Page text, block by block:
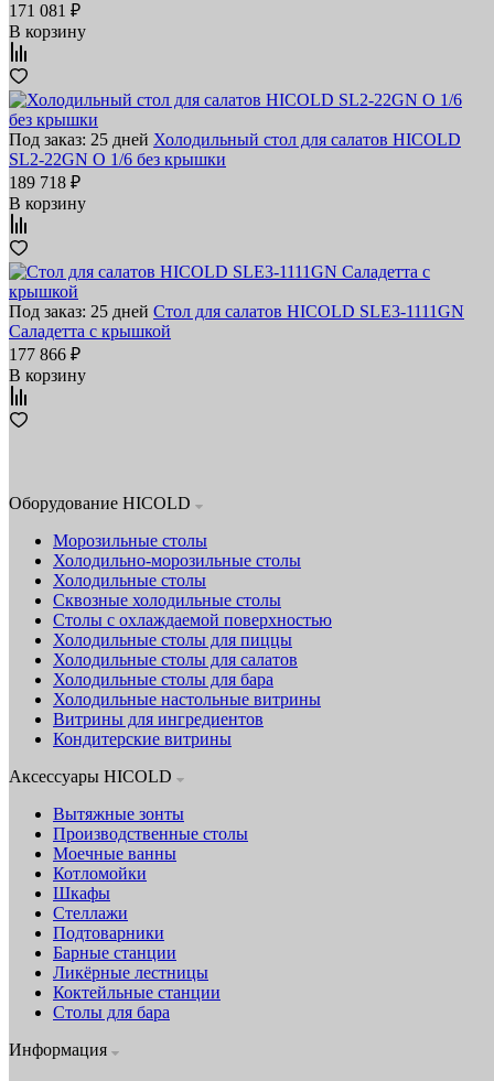
171 081 ₽
В корзину
Под заказ: 25 дней Холодильный стол для салатов HICOLD
SL2-22GN O 1/6 без крышки
189 718 ₽
В корзину
Под заказ: 25 дней Стол для салатов HICOLD SLE3-1111GN
Cаладетта c крышкой
177 866 ₽
В корзину
Оборудование HICOLD
Морозильные столы
Холодильно-морозильные столы
Холодильные столы
Сквозные холодильные столы
Столы с охлаждаемой поверхностью
Холодильные столы для пиццы
Холодильные столы для салатов
Холодильные столы для бара
Холодильные настольные витрины
Витрины для ингредиентов
Кондитерские витрины
Аксессуары HICOLD
Вытяжные зонты
Производственные столы
Моечные ванны
Котломойки
Шкафы
Стеллажи
Подтоварники
Барные станции
Ликёрные лестницы
Коктейльные станции
Столы для бара
Информация